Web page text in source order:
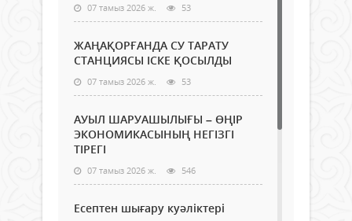
07 тамыз 2026 ж. 53
ЖАҢАҚОРҒАНДА СУ ТАРАТУ
СТАНЦИЯСЫ ІСКЕ ҚОСЫЛДЫ
07 тамыз 2026 ж. 53
АУЫЛ ШАРУАШЫЛЫҒЫ – ӨҢІР
ЭКОНОМИКАСЫНЫҢ НЕГІЗГІ
ТІРЕГІ
07 тамыз 2026 ж. 546
Есептен шығару куәліктері